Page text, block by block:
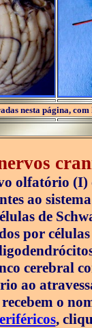
nesta página,
olfatório
ao
de
por
cerebral
ao
o
,